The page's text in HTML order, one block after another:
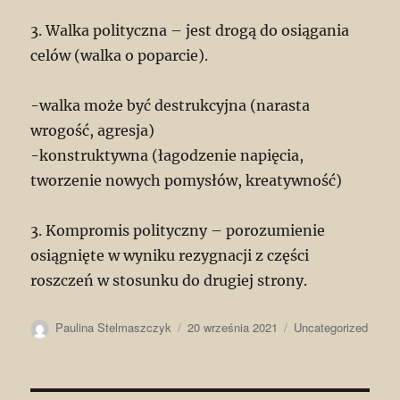
3. Walka polityczna – jest drogą do osiągania
celów (walka o poparcie).
-walka może być destrukcyjna (narasta
wrogość, agresja)
-konstruktywna (łagodzenie napięcia,
tworzenie nowych pomysłów, kreatywność)
3. Kompromis polityczny – porozumienie
osiągnięte w wyniku rezygnacji z części
roszczeń w stosunku do drugiej strony.
Autor
Paulina Stelmaszczyk
Data
20 września 2021 Kategorie
Uncategorized